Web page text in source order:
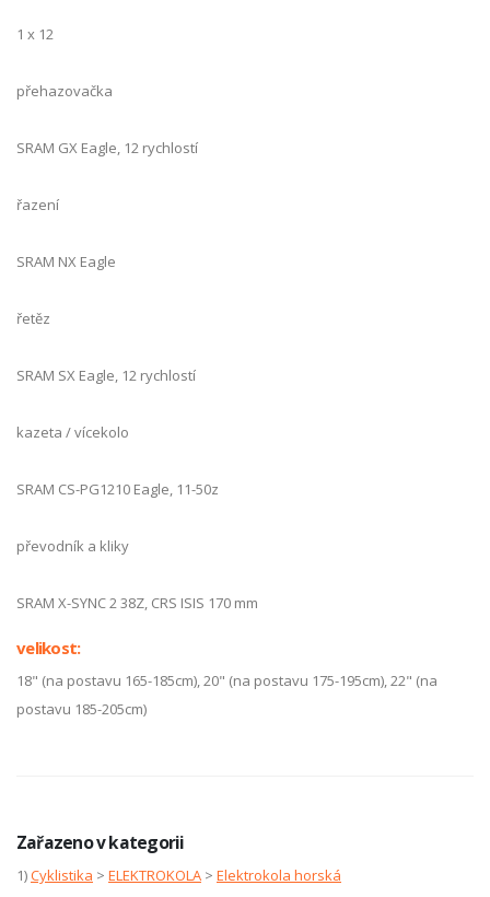
1 x 12
přehazovačka
SRAM GX Eagle, 12 rychlostí
řazení
SRAM NX Eagle
řetěz
SRAM SX Eagle, 12 rychlostí
kazeta / vícekolo
SRAM CS-PG1210 Eagle, 11-50z
převodník a kliky
SRAM X-SYNC 2 38Z, CRS ISIS 170 mm
velikost:
18" (na postavu 165-185cm), 20" (na postavu 175-195cm), 22" (na
postavu 185-205cm)
Zařazeno v kategorii
1)Cyklistika > ELEKTROKOLA > Elektrokola horská